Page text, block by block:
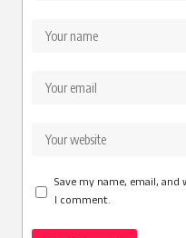
Save my name, email,
I comment.